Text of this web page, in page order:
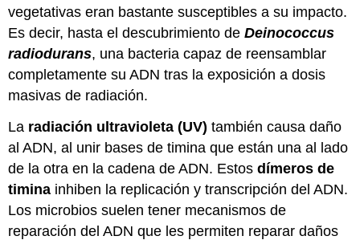
vegetativas eran bastante susceptibles a su impacto.
Es decir, hasta el descubrimiento deDeinococcus
radiodurans, una bacteria capaz de reensamblar
completamente su ADN tras la exposición a dosis
masivas de radiación.
La radiación ultravioleta (UV) también causa daño
al ADN, al unir bases de timina que están una al lado
de la otra en la cadena de ADN. Estosdímeros de
timina inhiben la replicación y transcripción del ADN.
Los microbios suelen tener mecanismos de
reparación del ADN que les permiten reparar daños